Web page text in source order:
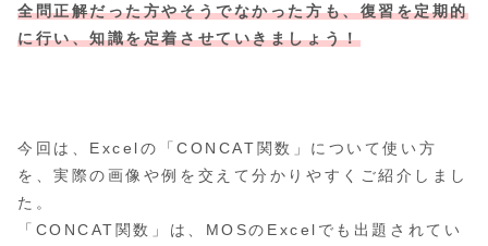
全問正解だった方やそうでなかった方も、復習を定期的
に行い、知識を定着させていきましょう！
今回は、Excelの「CONCAT関数」について使い方
を、実際の画像や例を交えて分かりやすくご紹介しまし
た。
「CONCAT関数」は、MOSのExcelでも出題されてい